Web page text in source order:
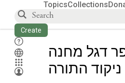
TopicsCollections
Create
דגל מחנה
התורה